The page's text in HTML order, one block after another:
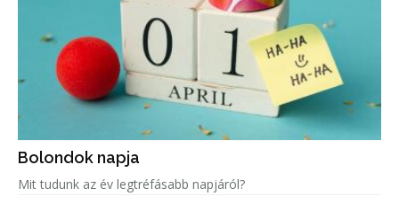
Bolondok napja
Mit tudunk az év legtréfásabb napjáról?